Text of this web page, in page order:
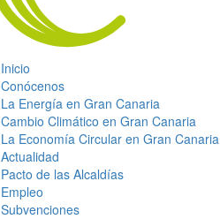
Inicio
Conócenos
La Energía en Gran Canaria
Cambio Climático en Gran Canaria
La Economía Circular en Gran Canaria
Actualidad
Pacto de las Alcaldías
Empleo
Subvenciones